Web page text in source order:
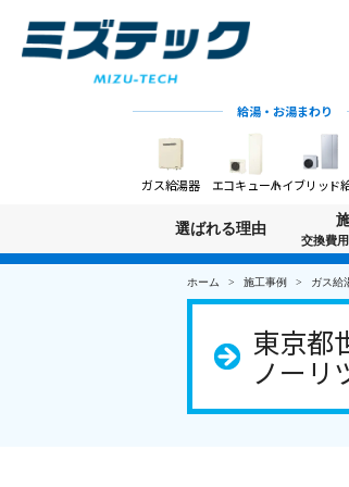
給湯・お湯まわり
ガス給湯器 エコキュートハイブリッド
選ばれる理由
交換費
ホーム 施工事例 ガス給
東京都
ノーリ